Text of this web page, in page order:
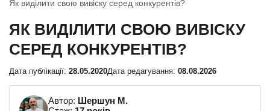
Як виділити свою вивіску серед конкурентів?
ЯК ВИДІЛИТИ СВОЮ ВИВІСКУ
СЕРЕД КОНКУРЕНТІВ?
Дата публікації: 28.05.2020Дата редагування: 08.08.2026
Автор: Шершун М.